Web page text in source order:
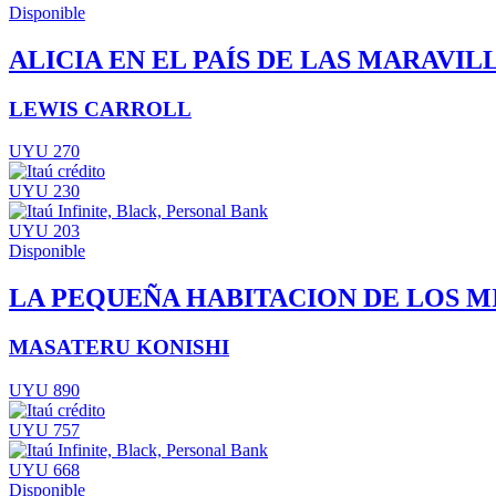
Disponible
ALICIA EN EL PAÍS DE LAS
LEWIS CARROLL
UYU 270
UYU 230
UYU 203
Disponible
LA PEQUEÑA HABITACION DE LOS
MASATERU KONISHI
UYU 890
UYU 757
UYU 668
Disponible